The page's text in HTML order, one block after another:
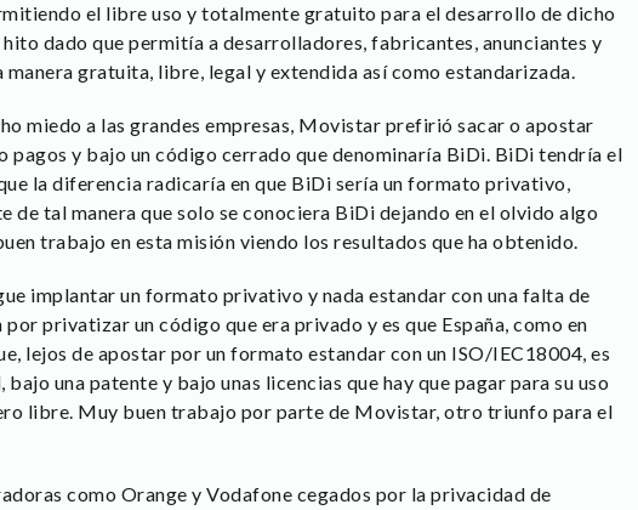
el libre uso y totalmente gratuito para el desarrollo de dicho
dado que permitía a desarrolladores, fabricantes, anunciantes y
gratuita, libre, legal y extendida así como estandarizada.
miedo a las grandes empresas, Movistar prefirió sacar o apostar
y bajo un código cerrado que denominaría BiDi. BiDi tendría el
la diferencia radicaría en que BiDi sería un formato privativo,
de tal manera que solo se conociera BiDi dejando en el olvido algo
trabajo en esta misión viendo los resultados que ha obtenido.
implantar un formato privativo y nada estandar con una falta de
privatizar un código que era privado y es que España, como en
lejos de apostar por un formato estandar con un ISO/IEC18004, es
una patente y bajo unas licencias que hay que pagar para su uso
libre. Muy buen trabajo por parte de Movistar, otro triunfo para el
como Orange y Vodafone cegados por la privacidad de